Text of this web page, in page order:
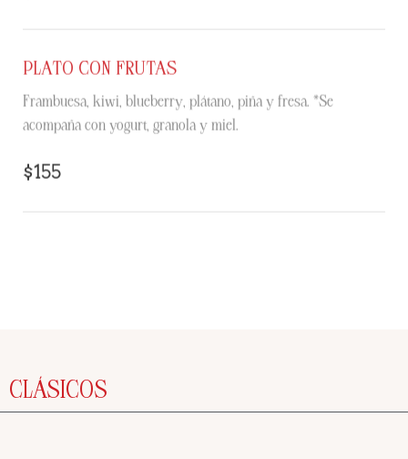
PLATO CON FRUTAS
Frambuesa, kiwi, blueberry, plátano, piña y fresa. *Se
acompaña con yogurt, granola y miel.
$155
CLÁSICOS